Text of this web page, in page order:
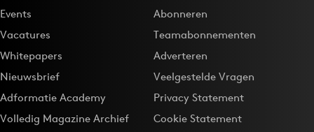
Events
Vacatures
Whitepapers
Nieuwsbrief
Adformatie Academy
Volledig Magazine Archief
Abonneren
Teamabonnementen
Adverteren
Veelgestelde Vragen
Privacy Statement
Cookie Statement